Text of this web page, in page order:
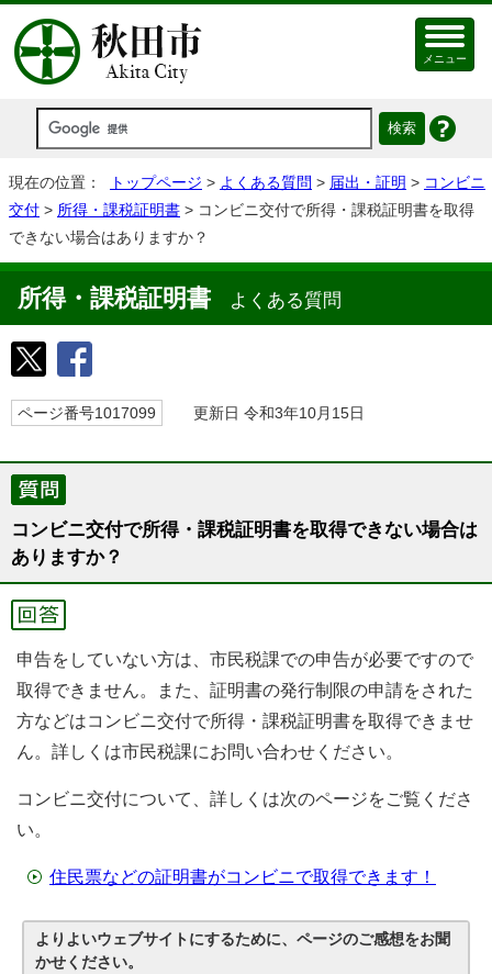
メニュー
現在の位置： トップページ > よくある質問 > 届出・証明 > コンビニ
交付 > 所得・課税証明書 > コンビニ交付で所得・課税証明書を取得
できない場合はありますか？
所得・課税証明書 よくある質問
ページ番号1017099 更新日 令和3年10月15日
コンビニ交付で所得・課税証明書を取得できない場合は
ありますか？
申告をしていない方は、市民税課での申告が必要ですので
取得できません。また、証明書の発行制限の申請をされた
方などはコンビニ交付で所得・課税証明書を取得できませ
ん。詳しくは市民税課にお問い合わせください。
コンビニ交付について、詳しくは次のページをご覧くださ
い。
住民票などの証明書がコンビニで取得できます！
よりよいウェブサイトにするために、ページのご感想をお聞
かせください。